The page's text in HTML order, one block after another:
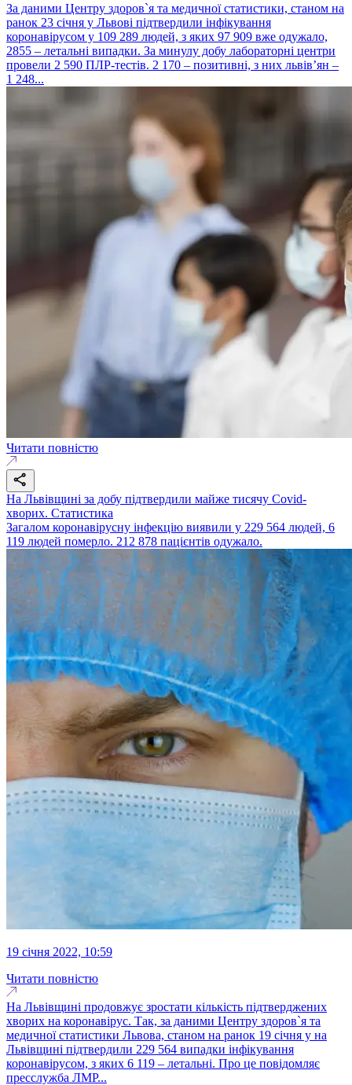
За даними Центру здоров`я та медичної статистики, станом на
ранок 23 січня у Львові підтвердили інфікування
коронавірусом у 109 289 людей, з яких 97 909 вже одужало,
2855 – летальні випадки. За минулу добу лабораторні центри
провели 2 590 ПЛР-тестів. 2 170 – позитивні, з них львів’ян –
1 248...
Читати повністю
На Львівщині за добу підтвердили майже тисячу Covid-
хворих. Статистика
Загалом коронавірусну інфекцію виявили у 229 564 людей, 6
119 людей померло. 212 878 пацієнтів одужало.
19 січня 2022, 10:59
Читати повністю
На Львівщині продовжує зростати кількість підтверджених
хворих на коронавірус. Так, за даними Центру здоров`я та
медичної статистики Львова, станом на ранок 19 січня у на
Львівщині підтвердили 229 564 випадки інфікування
коронавірусом, з яких 6 119 – летальні. Про це повідомляє
пресслужба ЛМР...